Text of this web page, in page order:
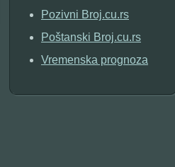
Pozivni Broj.cu.rs
Poštanski Broj.cu.rs
Vremenska prognoza